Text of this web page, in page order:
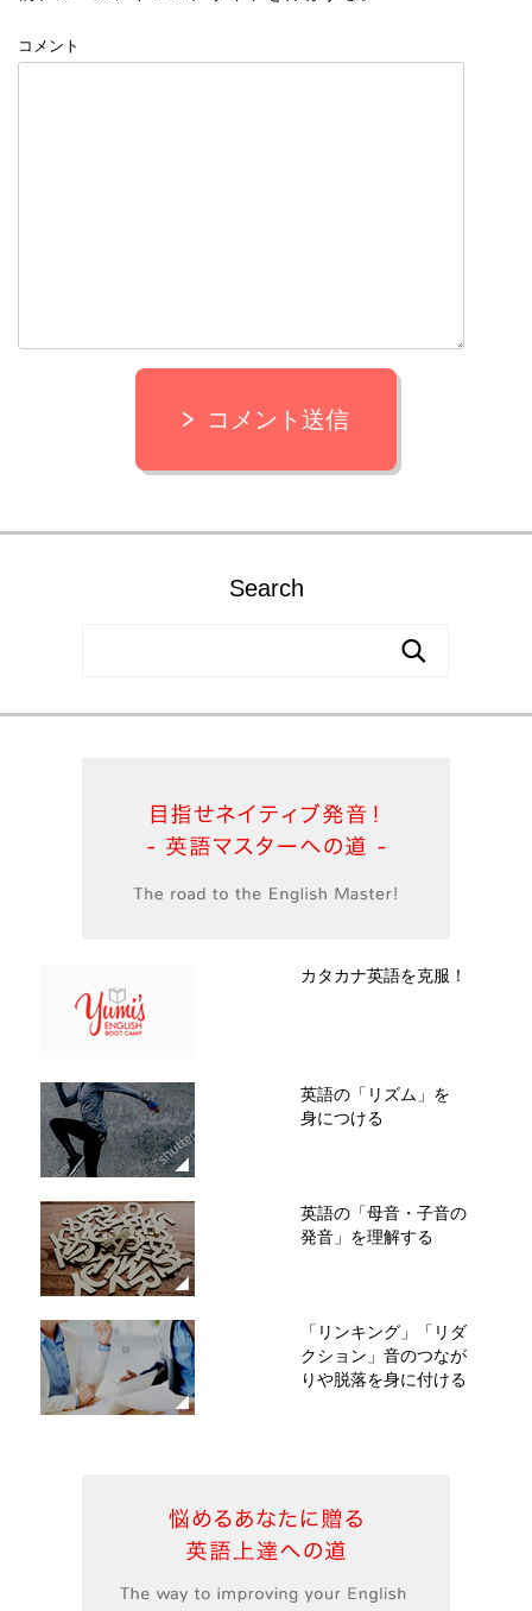
コメント
コメント送信
Search
カタカナ英語を克服！
英語の「リズム」を
身につける
英語の「母音・子音の
発音」を理解する
「リンキング」「リダ
クション」音のつなが
りや脱落を身に付ける